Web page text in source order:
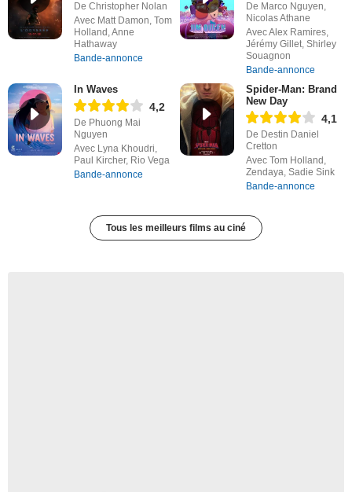
De Christopher Nolan
Avec Matt Damon, Tom
Holland, Anne
Hathaway
Bande-annonce
De Marco Nguyen,
Nicolas Athane
Avec Alex Ramires,
Jérémy Gillet, Shirley
Souagnon
Bande-annonce
In Waves
4,2
De Phuong Mai
Nguyen
Avec Lyna Khoudri,
Paul Kircher, Rio Vega
Bande-annonce
Spider-Man: Brand
New Day
4,1
De Destin Daniel
Cretton
Avec Tom Holland,
Zendaya, Sadie Sink
Bande-annonce
Tous les meilleurs films au ciné